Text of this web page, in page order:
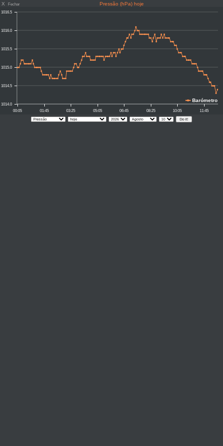
X Fechar Pressão (hPa) hoje